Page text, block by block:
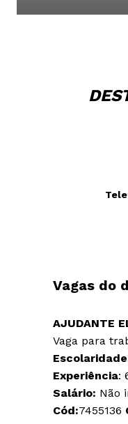
Vagas do
AJUDANTE
Vaga para
Experiência:
Salário: Não
Cód:7455136